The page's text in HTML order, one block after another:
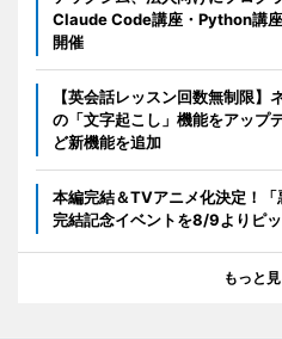
Claude Code講座・Python講
開催
【英会話レッスン回数無制限
の「文字起こし」機能をアッ
ど新機能を追加
本編完結＆TVアニメ化決定！「
完結記念イベントを8/9よりピ
もっと